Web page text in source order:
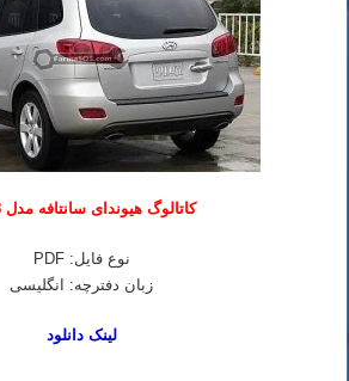
کاتالوگ هیوندای سانتافه مدل 2008
نوع فایل: PDF
زبان دفترچه: انگلیسی
لینک دانلود